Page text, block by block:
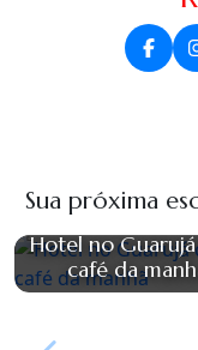
Sua próxima
Hotel no
café da